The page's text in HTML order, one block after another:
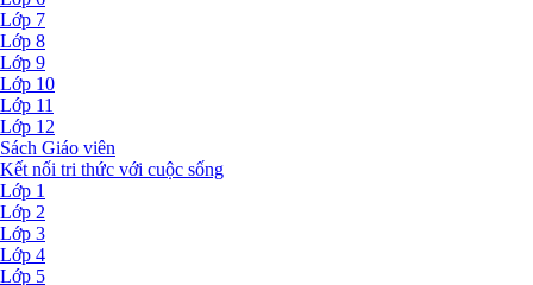
Lớp 7
Lớp 8
Lớp 9
Lớp 10
Lớp 11
Lớp 12
Sách Giáo viên
Kết nối tri thức với cuộc sống
Lớp 1
Lớp 2
Lớp 3
Lớp 4
Lớp 5